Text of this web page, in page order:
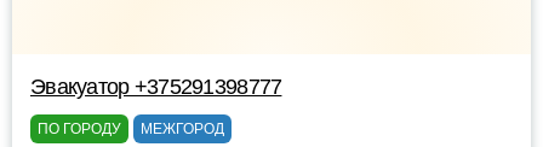
Эвакуатор +375291398777
ПО ГОРОДУ МЕЖГОРОД